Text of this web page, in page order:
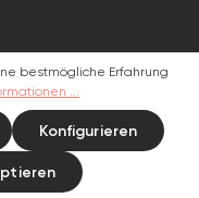
bestmögliche Erfahrung
...
Konfigurieren